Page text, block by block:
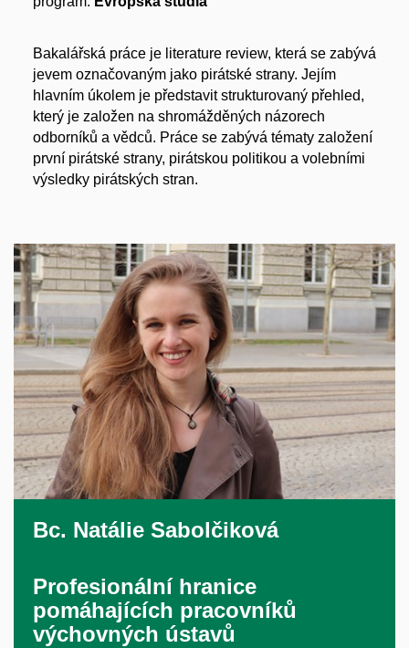
Bakalářská práce je literature review, která se zabývá
jevem označovaným jako pirátské strany. Jejím
hlavním úkolem je představit strukturovaný přehled,
který je založen na shromážděných názorech
odborníků a vědců. Práce se zabývá tématy založení
první pirátské strany, pirátskou politikou a volebními
výsledky pirátských stran.
Bc. Natálie Sabolčiková
Profesionální hranice
pomáhajících pracovníků
výchovných ústavů